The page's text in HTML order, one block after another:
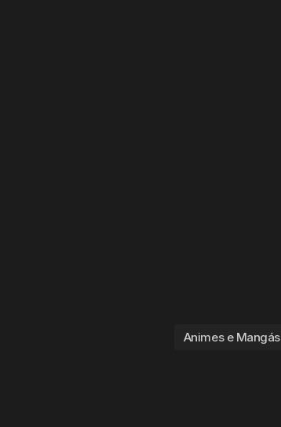
Animes e Mangás